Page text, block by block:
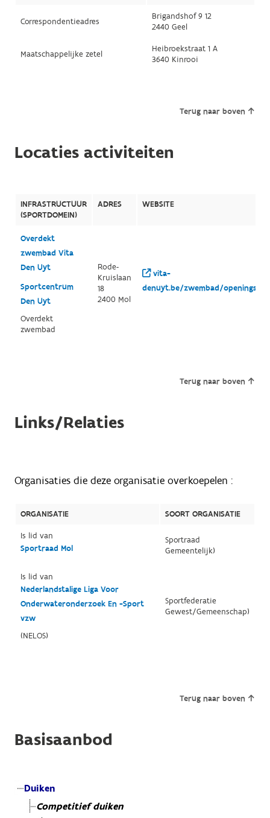
Correspondentieadres
Brigandshof 9 12
2440 Geel
Maatschappelijke zetel
Heibroekstraat 1 A
3640 Kinrooi
Terug naar boven
Locaties activiteiten
INFRASTRUCTUUR
(SPORTDOMEIN)
ADRES WEBSITE
Overdekt
zwembad Vita
Den Uyt
Sportcentrum
Den Uyt
Overdekt
zwembad
Rode-
Kruislaan
18
2400 Mol
vita-
denuyt.be/zwembad/
Terug naar boven
Links/Relaties
Organisaties die deze organisatie overkoepelen :
ORGANISATIE
SOORT ORGANISATIE
Is lid van
Sportraad Mol
Sportraad
Gemeentelijk)
Is lid van
Nederlandstalige Liga Voor
Onderwateronderzoek En -Sport
vzw
(NELOS)
Sportfederatie
Gewest/Gemeenschap)
Terug naar boven
Basisaanbod
Duiken
Competitief duiken